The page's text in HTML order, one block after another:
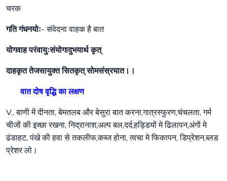
चरक
गति गंधनयोः- संवेदना वाहक है बात
योगवाह परंवायुःसंयोगादुभयार्थ कृत्
दाहकृत तेजसायुक्त सितकृत् सोमसंस्रयात।।
वात दोष वृद्धि का लक्षण
V.. बाणी में दीनता, बेमतलब और बेसुरा बात करना,गात्रस्फुरण,चंचलता, गर्म
चीजों की इच्छा रखना, निद्रानाश,अल्प बल,दर्द,हड्डियों मे ढिलापन,अंगों मे
ढंडाहट, पंखे की हवा से तकलीफ,कब्ज होना, त्वचा मे फिकापन, डिप्रेशन,ब्लड
प्रेशर लो।